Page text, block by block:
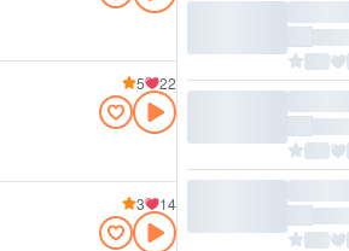
5 22
3 14